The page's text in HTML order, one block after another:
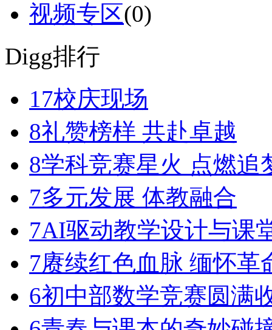
视频专区(0)
Digg排行
17校庆现场
8礼赞榜样 共赴卓越
8学科竞赛星火 点燃追
7多元发展 体教融合
7AI驱动教学设计与课
7赓续红色血脉 缅怀革
6初中部数学竞赛圆满